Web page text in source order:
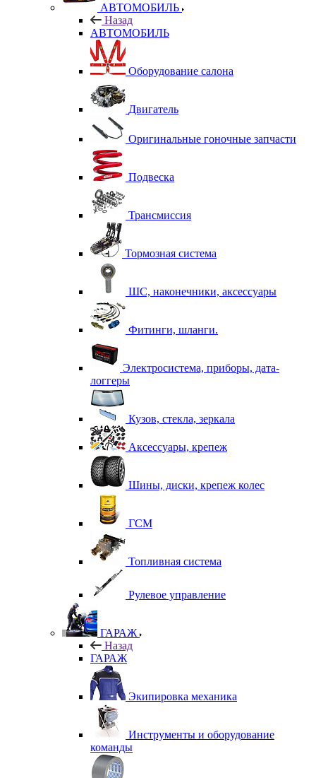
АВТОМОБИЛЬ
Назад
АВТОМОБИЛЬ
Оборудование салона
Двигатель
Оригинальные гоночные запчасти
Подвеска
Трансмиссия
Тормозная система
ШС, наконечники, аксессуары
Фитинги, шланги.
Электросистема, приборы, дата-
логгеры
Кузов, стекла, зеркала
Аксессуары, крепеж
Шины, диски, крепеж колес
ГСМ
Топливная система
Рулевое управление
ГАРАЖ
Назад
ГАРАЖ
Экипировка механика
Инструменты и оборудование
команды